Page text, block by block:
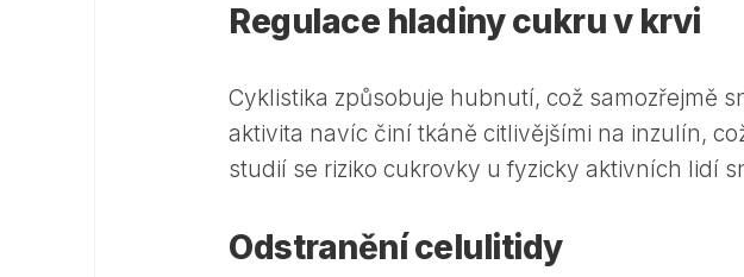
Regulace hladiny cukru v krvi
Cyklistika způsobuje hubnutí, což samozřejmě
aktivita navíc činí tkáně citlivějšími na inzulín,
studií se riziko cukrovky u fyzicky aktivních lidí
Odstranění celulitidy